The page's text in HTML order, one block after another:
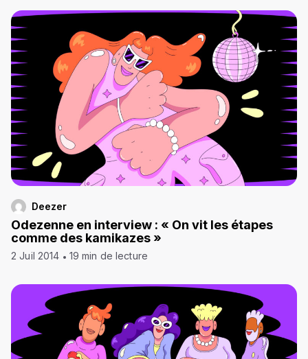
Deezer
Odezenne en interview : « On vit les étapes
comme des kamikazes »
2 Juil 2014 19 min de lecture